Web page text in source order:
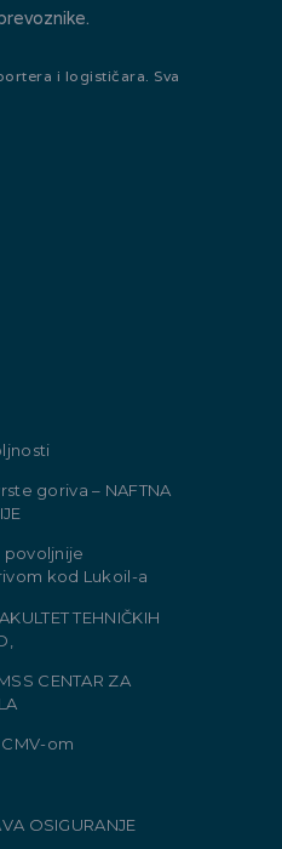
i logističara. Sva
goriva – NAFTNA
povoljnije
kod Lukoil-a
TEHNIČKIH
CENTAR ZA
CMV-om
OSIGURANJE